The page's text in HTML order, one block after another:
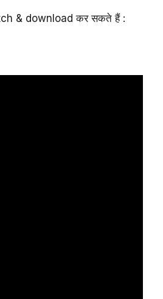
& download कर सकते हैं :